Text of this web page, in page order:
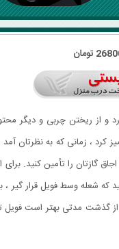
تومان
و از ریختن چربی و دیگر
، زمانی که به نظرتان
گازتان را تأمین کنید.
شعله وسط فویل قرار گیر ،
پس از گذشت مدتی بهتر است